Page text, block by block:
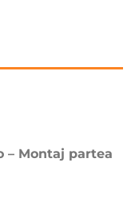
– Montaj partea